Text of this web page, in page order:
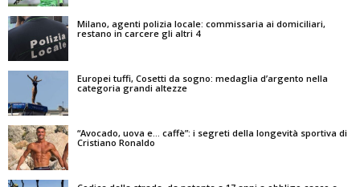
Milano, agenti polizia locale: commissaria ai domiciliari,
restano in carcere gli altri 4
Europei tuffi, Cosetti da sogno: medaglia d’argento nella
categoria grandi altezze
“Avocado, uova e… caffè”: i segreti della longevità sportiva di
Cristiano Ronaldo